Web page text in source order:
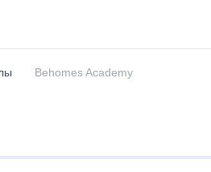
Behomes Academy